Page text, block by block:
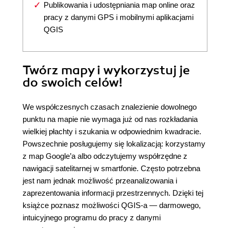
Publikowania i udostępniania map online oraz
pracy z danymi GPS i mobilnymi aplikacjami
QGIS
Twórz mapy i wykorzystuj je
do swoich celów!
We współczesnych czasach znalezienie dowolnego
punktu na mapie nie wymaga już od nas rozkładania
wielkiej płachty i szukania w odpowiednim kwadracie.
Powszechnie posługujemy się lokalizacją: korzystamy
z map Google’a albo odczytujemy współrzędne z
nawigacji satelitarnej w smartfonie. Często potrzebna
jest nam jednak możliwość przeanalizowania i
zaprezentowania informacji przestrzennych. Dzięki tej
książce poznasz możliwości QGIS-a — darmowego,
intuicyjnego programu do pracy z danymi